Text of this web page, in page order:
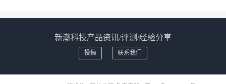
新潮科技产品资讯/评测/经验分享
投稿 联系我们